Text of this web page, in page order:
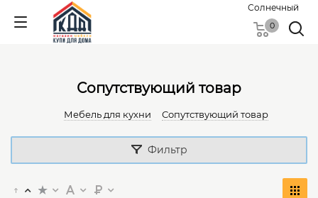
Солнечный
0
Сопутствующий товар
Мебель для кухни Сопутствующий товар
Фильтр